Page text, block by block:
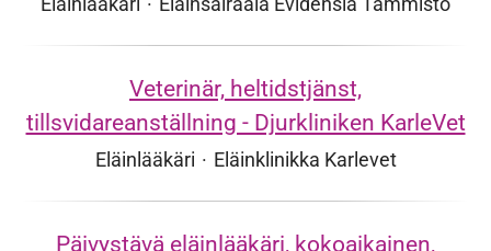
Veterinär, heltidstjänst,
tillsvidareanställning - Djurkliniken KarleVet
Eläinlääkäri · Eläinklinikka Karlevet
Päivystävä eläinlääkäri, kokoaikainen,